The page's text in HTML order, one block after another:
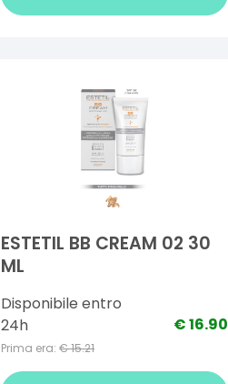
ESTETIL BB CREAM 02 30
ML
Disponibile entro
24h
Prima era: €15.21
€16.90